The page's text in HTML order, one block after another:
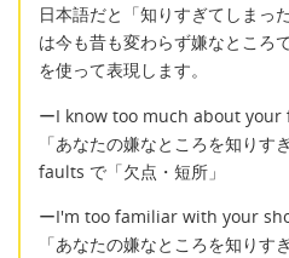
日本語だと「知りすぎてしまっ
は今も昔も変わらず嫌なところ
を使って表現します。
ーI know too much about your
「あなたの嫌なところを知りす
faults で「欠点・短所」
ーI'm too familiar with your
「あなたの嫌なところを知りす